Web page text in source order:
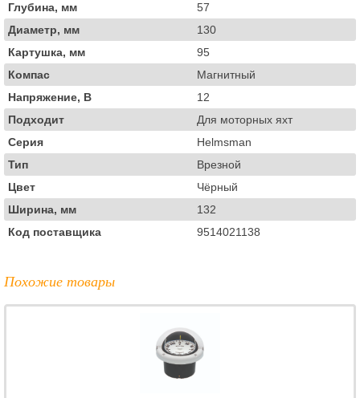
Глубина, мм
57
Диаметр, мм
130
Картушка, мм
95
Компас
Магнитный
Напряжение, В
12
Подходит
Для моторных яхт
Серия
Helmsman
Тип
Врезной
Цвет
Чёрный
Ширина, мм
132
Код поставщика
9514021138
Похожие товары